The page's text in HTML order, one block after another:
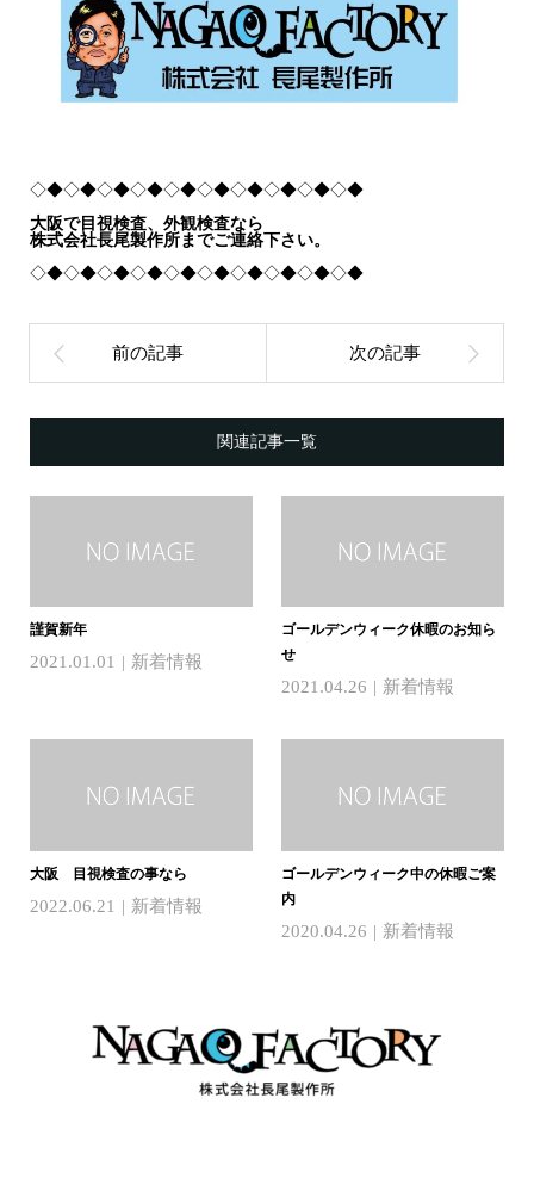
◇◆◇◆◇◆◇◆◇◆◇◆◇◆◇◆◇◆◇◆
大阪で目視検査、外観検査なら
株式会社長尾製作所までご連絡下さい。
◇◆◇◆◇◆◇◆◇◆◇◆◇◆◇◆◇◆◇◆
関連記事一覧
謹賀新年
2021.01.01 新着情報
ゴールデンウィーク休暇のお知ら
せ
2021.04.26 新着情報
大阪 目視検査の事なら
2022.06.21 新着情報
ゴールデンウィーク中の休暇ご案
内
2020.04.26 新着情報